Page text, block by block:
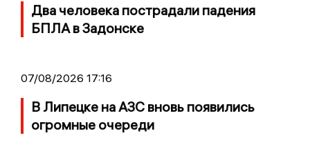
Два человека пострадали падения
БПЛА в Задонске
07/08/2026 17:16
В Липецке на АЗС вновь появились
огромные очереди